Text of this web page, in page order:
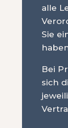
alle
Sie
Bei
sich